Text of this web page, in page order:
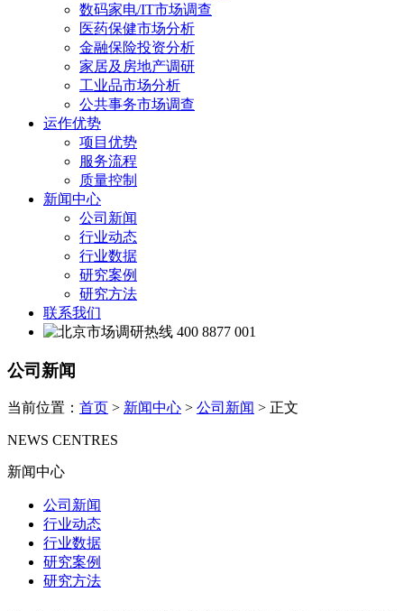
数码家电/IT市场调查
医药保健市场分析
金融保险投资分析
家居及房地产调研
工业品市场分析
公共事务市场调查
运作优势
项目优势
服务流程
质量控制
新闻中心
公司新闻
行业动态
行业数据
研究案例
研究方法
联系我们
400 8877 001
公司新闻
当前位置： 首页 > 新闻中心 > 公司新闻 > 正文
NEWS CENTRES
新闻中心
公司新闻
行业动态
行业数据
研究案例
研究方法